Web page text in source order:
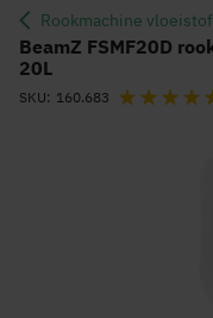
Rookmachine vloeistof
BeamZ FSMF20D
20L
SKU 160.683 Waardering: